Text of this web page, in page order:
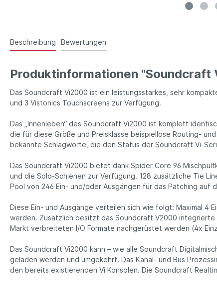
Beschreibung Bewertungen
Produktinformationen "Soundcraft
Das Soundcraft Vi2000 ist ein leistungsstarkes, sehr
und 3 Vistonics Touchscreens zur Verfügung.
Das „Innenleben“ des Soundcraft Vi2000 ist komplett
die für diese Größe und Preisklasse beispiellose Routing-
bekannte Schlagworte, die den Status der Soundcraft Vi-
Das Soundcraft Vi2000 bietet dank Spider Core 96
und die Solo-Schienen zur Verfügung. 128 zusätzliche Tie
Pool von 246 Ein- und/oder Ausgängen für das Patching auf
Diese Ein- und Ausgänge verteilen sich wie folgt: Maximal 4
werden. Zusätzlich besitzt das Soundcraft V2000 integrierte
Markt verbreiteten I/O Formate nachgerüstet werden (4x
Das Soundcraft Vi2000 kann – wie alle Soundcraft
geladen werden und umgekehrt. Das Kanal- und Bus
den bereits existierenden Vi Konsolen. Die Soundcraft